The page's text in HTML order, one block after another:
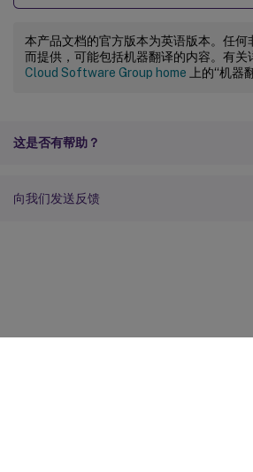
本产品文档的官方版本为英语版本。任何
而提供，可能包括机器翻译的内容。有关
Cloud Software Group home 上的“机器
这是否有帮助？
向我们发送反馈